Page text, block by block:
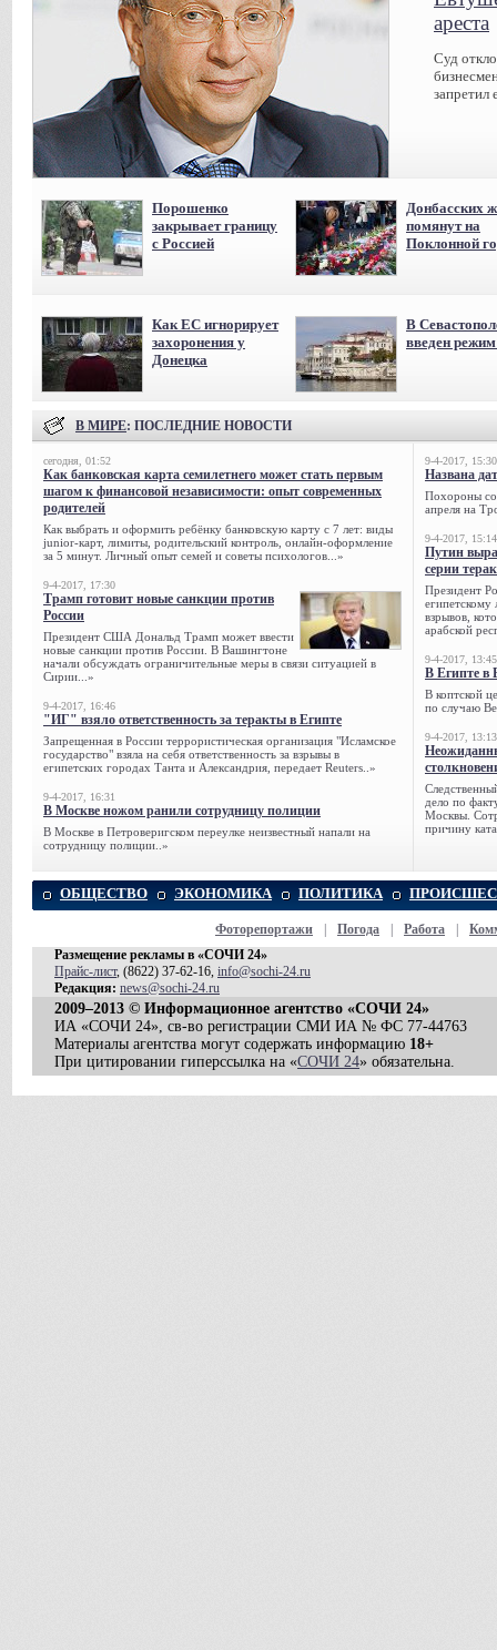
ареста
Суд
запретил
Порошенко
закрывает границу
с Россией
Донбасских
помянут на
Поклонной
Как ЕС игнорирует
захоронения у
Донецка
В
введен
В МИРЕ: ПОСЛЕДНИЕ НОВОСТИ
сегодня, 01:52
Как банковская карта семилетнего может стать первым
шагом к финансовой независимости: опыт современных
родителей
Как выбрать и оформить ребёнку банковскую карту с 7 лет: виды
junior-карт, лимиты, родительский контроль, онлайн-оформление
за 5 минут. Личный опыт семей и советы психологов...»
9-4-2017, 17:30
Трамп готовит новые санкции против
России
Президент США Дональд Трамп может ввести
новые санкции против России. В Вашингтоне
начали обсуждать ограничительные меры в связи ситуацией в
Сирии...»
9-4-2017, 16:46
"ИГ" взяло ответственность за теракты в Египте
Запрещенная в России террористическая организация "Исламское
государство" взяла на себя ответственность за взрывы в
египетских городах Танта и Александрия, передает Reuters..»
9-4-2017, 16:31
В Москве ножом ранили сотрудницу полиции
В Москве в Петроверигском переулке неизвестный напали на
сотрудницу полиции..»
9-4-2017, 15:30
Названа
Похороны
апреля на
9-4-2017, 15:14
Путин
серии
Президент
египетскому
взрывов,
арабской
9-4-2017, 13:45
В Египте в
В коптской
по случаю
9-4-2017, 13:13
дело по
Москвы.
причину
ОБЩЕСТВО ЭКОНОМИКА ПОЛИТИКА
Фоторепортажи Погода Работа
Размещение рекламы в «СОЧИ 24»
Прайс-лист, (8622) 37-62-16, info@sochi-24.ru
Редакция: news@sochi-24.ru
2009–2013 © Информационное агентство «СОЧИ 24»
ИА «СОЧИ 24», св-во регистрации СМИ ИА № ФС 77-44763
Материалы агентства могут содержать информацию 18+
При цитировании гиперссылка на «СОЧИ 24» обязательна.